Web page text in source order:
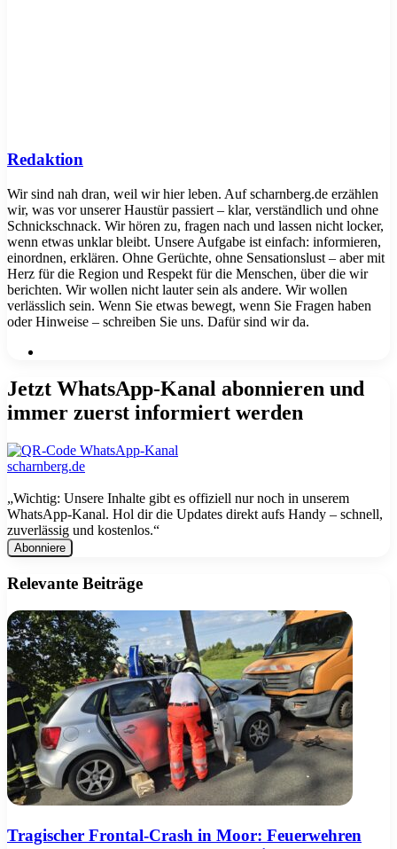
Redaktion
Wir sind nah dran, weil wir hier leben. Auf scharnberg.de erzählen
wir, was vor unserer Haustür passiert – klar, verständlich und ohne
Schnickschnack. Wir hören zu, fragen nach und lassen nicht locker,
wenn etwas unklar bleibt. Unsere Aufgabe ist einfach: informieren,
einordnen, erklären. Ohne Gerüchte, ohne Sensationslust – aber mit
Herz für die Region und Respekt für die Menschen, über die wir
berichten. Wir wollen nicht lauter sein als andere. Wir wollen
verlässlich sein. Wenn Sie etwas bewegt, wenn Sie Fragen haben
oder Hinweise – schreiben Sie uns. Dafür sind wir da.
Jetzt WhatsApp-Kanal abonnieren und
immer zuerst informiert werden
„Wichtig: Unsere Inhalte gibt es offiziell nur noch in unserem
WhatsApp-Kanal. Hol dir die Updates direkt aufs Handy – schnell,
zuverlässig und kostenlos.“
E-
Mail
Adresse
Relevante Beiträge
Tragischer Frontal-Crash in Moor: Feuerwehren